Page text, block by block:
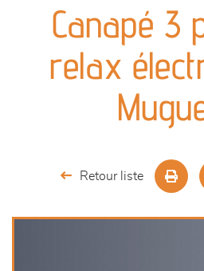
séjours
meubles de complément
chambres et dressing
Canapé 3
relax
Retour liste